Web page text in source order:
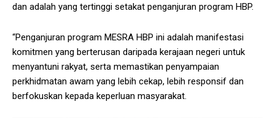
dan adalah yang tertinggi setakat penganjuran program HBP.
“Penganjuran program MESRA HBP ini adalah manifestasi
komitmen yang berterusan daripada kerajaan negeri untuk
menyantuni rakyat, serta memastikan penyampaian
perkhidmatan awam yang lebih cekap, lebih responsif dan
berfokuskan kepada keperluan masyarakat.